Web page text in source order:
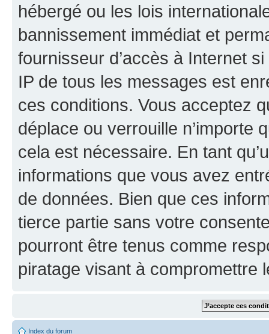
hébergé ou les lois
bannissement immédiat et
fournisseur d’accès à Internet
IP de tous les messages est
ces conditions. Vous acceptez
déplace ou verrouille n’importe
cela est nécessaire. En tant
informations que vous avez
de données. Bien que ces
tierce partie sans votre
pourront être tenus comme
piratage visant à compromettre
Index du forum